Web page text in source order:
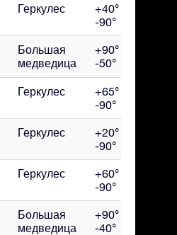
Геркулес
+40° до
-90°
Большая
медведица
+90° до
-50°
Геркулес
+65° до
-90°
Геркулес
+20° до
-90°
Геркулес
+60° до
-90°
Большая
медведица
+90° до
-40°